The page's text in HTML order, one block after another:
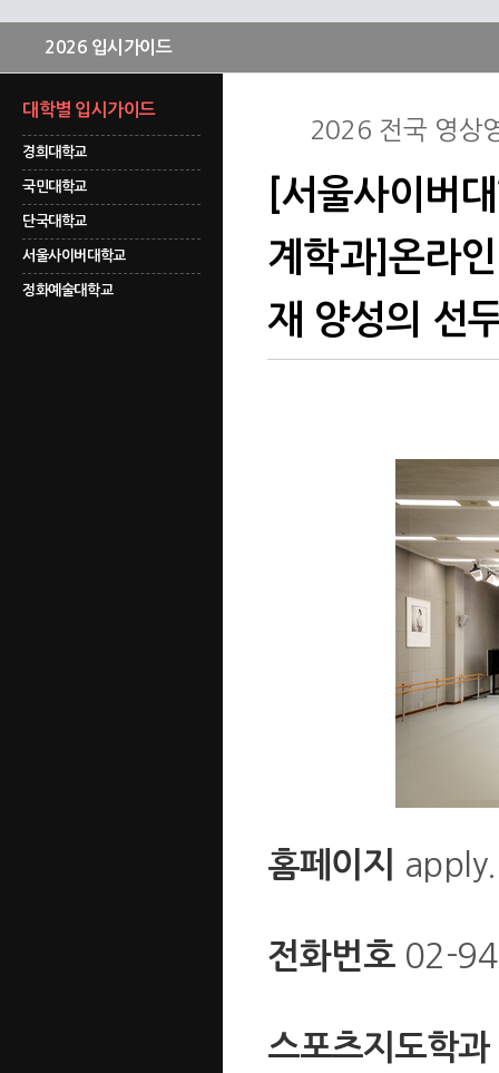
2026 입시가이드
대학별 입시가이드
경희대학교
국민대학교
단국대학교
서울사이버대학교
정화예술대학교
2026 전국 영상
[서울사이버
계학과]온라
재 양성의 선
홈페이지
전화번호02-
스포츠지도학과